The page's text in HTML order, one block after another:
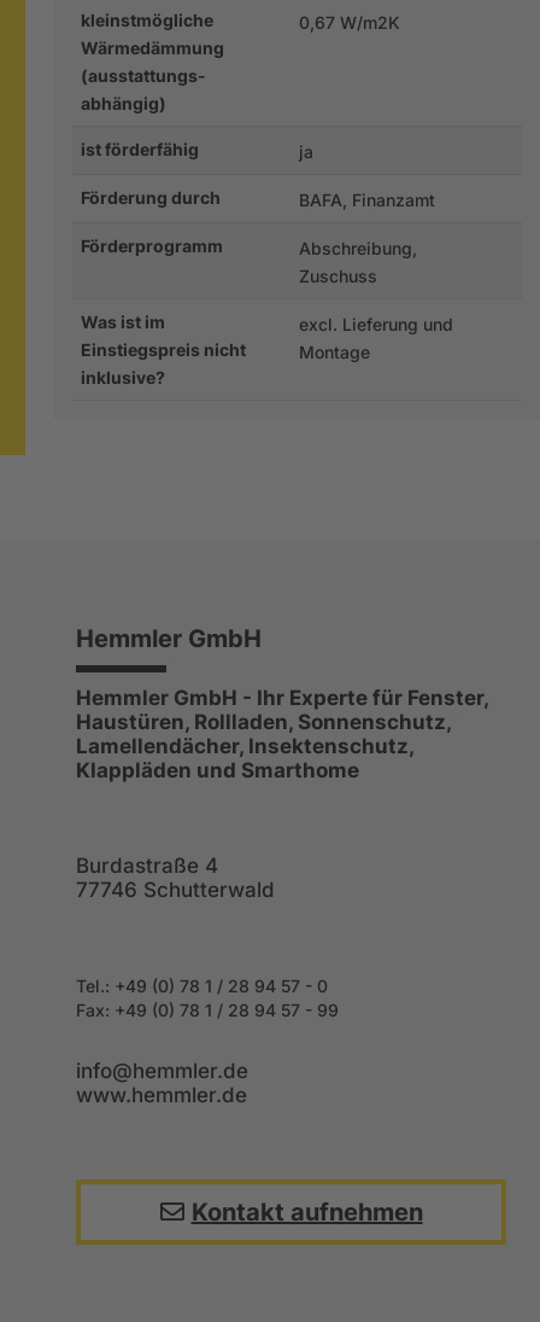
kleinstmögliche
Wärmedämmung
(ausstattungs-
abhängig)
0,67 W/m2K
ist förderfähig ja
Förderung durch BAFA, Finanzamt
Förderprogramm
Abschreibung,
Zuschuss
Was ist im
Einstiegspreis nicht
inklusive?
excl. Lieferung und
Montage
Hemmler GmbH
Hemmler GmbH - Ihr Experte für Fenster,
Haustüren, Rollladen, Sonnenschutz,
Lamellendächer, Insektenschutz,
Klappläden und Smarthome
Burdastraße 4
77746 Schutterwald
Tel.: +49 (0) 78 1 / 28 94 57 - 0
Fax: +49 (0) 78 1 / 28 94 57 - 99
info@hemmler.de
www.hemmler.de
Kontakt aufnehmen